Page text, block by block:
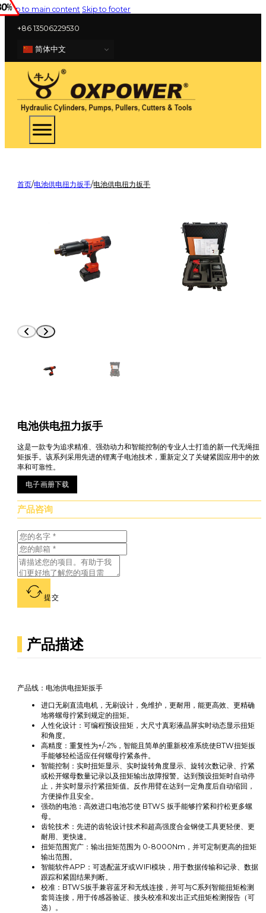
Skip to main content Skip to footer
+86 13506229530
简体中文
首页/电池供电扭力扳手/电池供电扭力扳手
电池供电扭力扳手
这是一款专为追求精准、强劲动力和智能控制的专业人士打造的新一代无绳扭
矩扳手。该系列采用先进的锂离子电池技术，重新定义了关键紧固应用中的效
率和可靠性。
电子画册下载
产品咨询
提交
产品描述
产品线：电池供电扭矩扳手
进口无刷直流电机，无刷设计，免维护，更耐用，能更高效、更精确
地将螺母拧紧到规定的扭矩。
人性化设计：可编程预设扭矩，大尺寸真彩液晶屏实时动态显示扭矩
和角度。
高精度：重复性为+/-2%，智能且简单的重新校准系统使BTW扭矩扳
手能够轻松适应任何螺母拧紧条件。
智能控制：实时扭矩显示、实时旋转角度显示、旋转次数记录、拧紧
或松开螺母数量记录以及扭矩输出故障报警。达到预设扭矩时自动停
止，并实时显示拧紧扭矩值。反作用臂在达到一定角度后自动缩回，
方便操作且安全。
强劲的电池：高效进口电池芯使 BTWS 扳手能够拧紧和拧松更多螺
母。
齿轮技术：先进的齿轮设计技术和超高强度合金钢使工具更轻便、更
耐用、更快速。
扭矩范围宽广：输出扭矩范围为 0-8000Nm，并可定制更高的扭矩
输出范围。
智能软件APP：可选配蓝牙或WIFI模块，用于数据传输和记录、数据
跟踪和紧固结果判断。
校准：BTWS扳手兼容蓝牙和无线连接，并可与C系列智能扭矩检测
套筒连接，用于传感器验证、接头校准和发出正式扭矩检测报告（可
选）。